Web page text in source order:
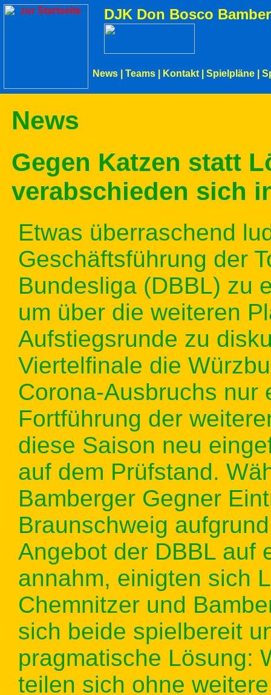
DJK Don Bosco
News Teams Kontakt Spielpläne
News
Gegen Katzen statt
verabschieden sich
Etwas überraschend
Geschäftsführung der
Bundesliga (DBBL) zu
um über die weiteren
Aufstiegsrunde zu
Viertelfinale die
Corona-Ausbruchs nur
Fortführung der
diese Saison neu
auf dem Prüfstand.
Bamberger Gegner
Braunschweig
Angebot der DBBL auf
annahm, einigten sich
Chemnitzer und
sich beide spielbereit
pragmatische Lösung:
teilen sich ohne